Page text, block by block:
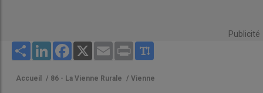
Publicité
Share LinkedInFacebook
X Email Print
Accueil / 86 - La Vienne Rurale / Vienne